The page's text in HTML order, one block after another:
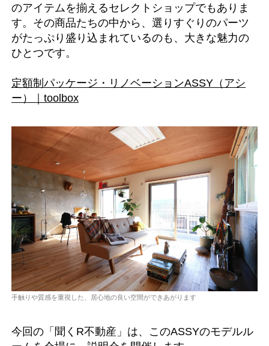
のアイテムを揃えるセレクトショップでもありま
す。その商品たちの中から、選りすぐりのパーツ
がたっぷり盛り込まれているのも、大きな魅力の
ひとつです。
定額制パッケージ・リノベーションASSY（アシ
ー）｜toolbox
手触りや質感を重視した、居心地の良い空間ができあがります
今回の「聞くR不動産」は、このASSYのモデルル